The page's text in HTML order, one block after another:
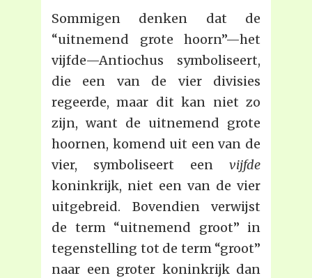
Sommigen denken dat de
“uitnemend grote hoorn”—het
vijfde—Antiochus symboliseert,
die een van de vier divisies
regeerde, maar dit kan niet zo
zijn, want de uitnemend grote
hoornen, komend uit een van de
vier, symboliseert een vijfde
koninkrijk, niet een van de vier
uitgebreid. Bovendien verwijst
de term “uitnemend groot” in
tegenstelling tot de term “groot”
naar een groter koninkrijk dan